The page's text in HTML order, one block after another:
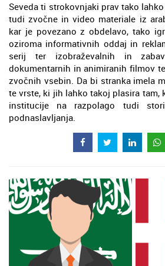
Seveda ti strokovnjaki prav tako
tudi zvočne in video materiale iz
kar je povezano z obdelavo, tako
oziroma informativnih oddaj in
serij ter izobraževalnih in
dokumentarnih in animiranih filmov
zvočnih vsebin. Da bi stranka imela
te vrste, ki jih lahko takoj plasira tam,
institucije na razpolago tudi
podnaslavljanja.